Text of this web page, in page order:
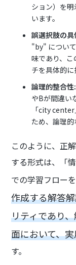
ション）を
います。
誤選択肢の
"by" につい
味であり、
チを具体的に
論理的整合性:
やBが間違い
「city
ため、論理的
このように、正
する形式は、「
での学習フロー
作成する解答
リティであり
面において、
す。